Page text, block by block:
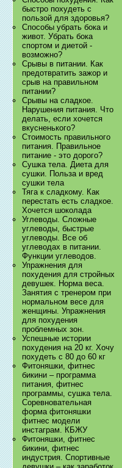
быстро похудеть с
пользой для здоровья?
Способы убрать бока и
живот. Убрать бока
спортом и диетой -
возможно?
Срывы в питании. Как
предотвратить зажор и
срыв на правильном
питании?
Срывы на сладкое.
Нарушения питания. Что
делать, если хочется
вкусненького?
Стоимость правильного
питания. Правильное
питание - это дорого?
Сушка тела. Диета для
сушки. Польза и вред
сушки тела
Тяга к сладкому. Как
перестать есть сладкое.
Хочется шоколада
Углеводы. Сложные
углеводы, быстрые
углеводы. Все об
углеводах в питании.
Функции углеводов.
Упражнения для
похудения для стройных
девушек. Норма веса.
Занятия с тренером при
нормальном весе для
женщины. Упражнения
для похудения
проблемных зон.
Успешные истории
похудения на 20 кг. Хочу
похудеть с 80 до 60 кг
Фитоняшки, фитнес
бикини – программа
питания, фитнес
программы, сушка тела.
Соревновательная
форма фитоняшки
фитнес модели
инстаграм. КБЖУ
Фитоняшки, фитнес
бикини, фитнес
индустрия. Спортивные